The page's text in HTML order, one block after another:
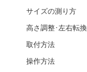
サイズの測り方
高さ調整･左右転換
取付方法
操作方法